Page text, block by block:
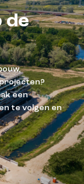
de
een
te volgen en